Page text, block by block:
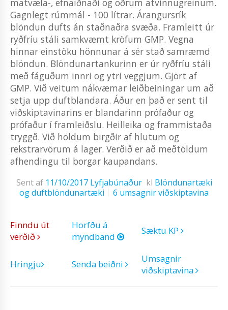
matvæla-, efnaiðnaði og öðrum atvinnugreinum.
Gagnlegt rúmmál - 100 lítrar. Árangursrík
blöndun dufts án staðnaðra svæða. Framleitt úr
ryðfríu stáli samkvæmt kröfum GMP. Vegna
hinnar einstöku hönnunar á sér stað samræmd
blöndun. Blöndunartankurinn er úr ryðfríu stáli
með fáguðum innri og ytri veggjum. Gjört af
GMP. Við veitum nákvæmar leiðbeiningar um að
setja upp duftblandara. Áður en það er sent til
viðskiptavinarins er blandarinn prófaður og
prófaður í framleiðslu. Heilleika og frammistaða
tryggð. Við höldum birgðir af hlutum og
rekstrarvörum á lager. Verðið er að meðtöldum
afhendingu til borgar kaupandans.
Sent af 11/10/2017 Lyfjabúnaður kl Blöndunartæki
og duftblöndunartæki
6 umsagnir viðskiptavina
Finndu út
verðið
Horfðu á
myndband
Sæktu KP
Hringju Senda beiðni
Umsagnir
viðskiptavina